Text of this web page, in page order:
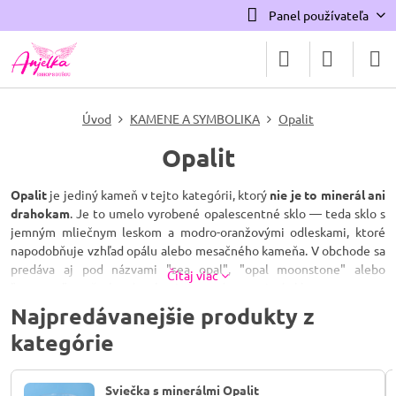
Panel používateľa
Úvod KAMENE A SYMBOLIKA Opalit
Opalit
Opalit je jediný kameň v tejto kategórii, ktorý nie je to minerál ani
drahokam. Je to umelo vyrobené opalescentné sklo — teda sklo s
jemným mliečnym leskom a modro-oranžovými odleskami, ktoré
napodobňuje vzhľad opálu alebo mesačného kameňa. V obchode sa
predáva aj pod názvami "sea opal", "opal moonstone" alebo
"argenon" — všetko sú to len iné mená pre to isté sklo.
Tento typ opalescentného skla je modernou glazérskou technikou;
podobné "mliečne sklo" sa v Európe vyrábalo už od 16. storočia
(napríklad benátske sklo), no dnešná podoba predávaná ako "opalit"
pochádza z novodobej sklárskej výroby 20. storočia. Nemá teda
Čítaj viac
Najpredávanejšie produkty z
kategórie
Sviečka s minerálmi Opalit